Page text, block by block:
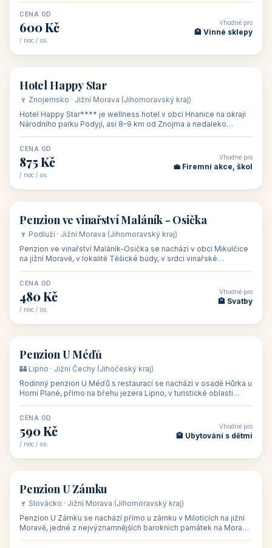
CENA OD
600 Kč
/ noc / os.
Vhodné pro
🏨 Vinné sklepy
🏨 hotel
Hotel Happy Star
🍷 Znojemsko · Jižní Morava (Jihomoravský kraj)
Hotel Happy Star**** je wellness hotel v obci Hnanice na okraji
Národního parku Podyjí, asi 8–9 km od Znojma a nedaleko
CENA OD
875 Kč
/ noc / os.
Vhodné pro
💼 Firemní akce, škol
🏡 penzion
Penzion ve vinařství Maláník - Osička
🍷 Podluží · Jižní Morava (Jihomoravský kraj)
Penzion ve vinařství Maláník-Osička se nachází v obci Mikulčice
na jižní Moravě, v lokalitě Těšické búdy, v srdci vinařské
CENA OD
480 Kč
/ noc / os.
Vhodné pro
🏨 Svatby
🏡 penzion
Penzion U Méďů
🏰 Lipno · Jižní Čechy (Jihočeský kraj)
Rodinný penzion U Méďů s restaurací se nachází v osadě Hůrka u
Horní Plané, přímo na břehu jezera Lipno, v turistické oblasti
CENA OD
590 Kč
/ noc / os.
Vhodné pro
🏨 Ubytování s dětmi
🏡 penzion
Penzion U Zámku
🍷 Slovácko · Jižní Morava (Jihomoravský kraj)
Penzion U Zámku se nachází přímo u zámku v Miloticích na jižní
Moravě, jedné z nejvýznamnějších barokních památek na Moravě,